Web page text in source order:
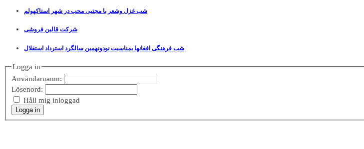
شب غزل وشعر با مجتبی محب در شهر استاکهولم
شرکت قالین فروشی
شب فرهنگی افغانها بمناسبت نودونهمین سالگرد استرداد استقلال
Logga in
Användarnamn:
Lösenord:
Håll mig inloggad
Logga in